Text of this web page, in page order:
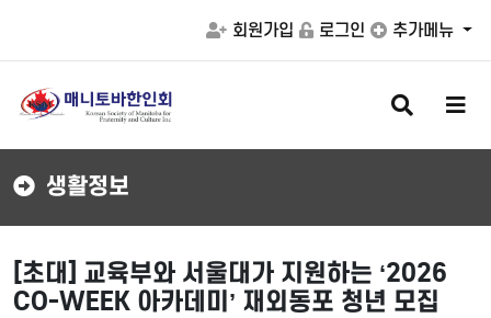
회원가입 로그인 추가메뉴
검
색
버
메
버
생활정보
[초대] 교육부와 서울대가 지원하는 ‘2026
CO-WEEK 아카데미’ 재외동포 청년 모집